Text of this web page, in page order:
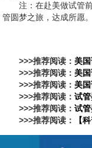
注：在赴美做试管
管圆梦之旅，达成所愿。
>>>推荐阅读： 美
>>>推荐阅读： 美
>>>推荐阅读： 美
>>>推荐阅读： 试
>>>推荐阅读： 试
>>>推荐阅读：
【